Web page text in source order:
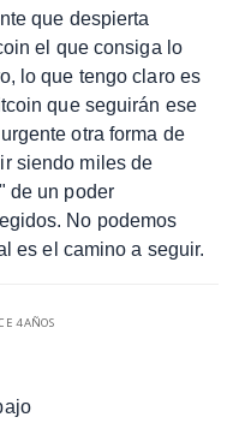
que despierta
el que consiga lo
lo que tengo claro es
que seguirán ese
otra forma de
siendo miles de
de un poder
No podemos
es el camino a seguir.
4 AÑOS